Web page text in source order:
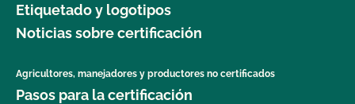
Etiquetado y logotipos
Noticias sobre certificación
Agricultores, manejadores y productores no certificados
Pasos para la certificación